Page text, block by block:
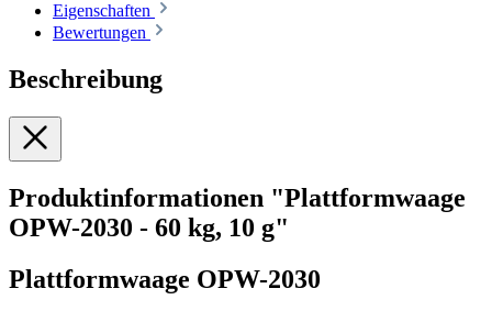
Eigenschaften
Bewertungen
Beschreibung
Produktinformationen "Plattformwaage
OPW-2030 - 60 kg, 10 g"
Plattformwaage OPW-2030